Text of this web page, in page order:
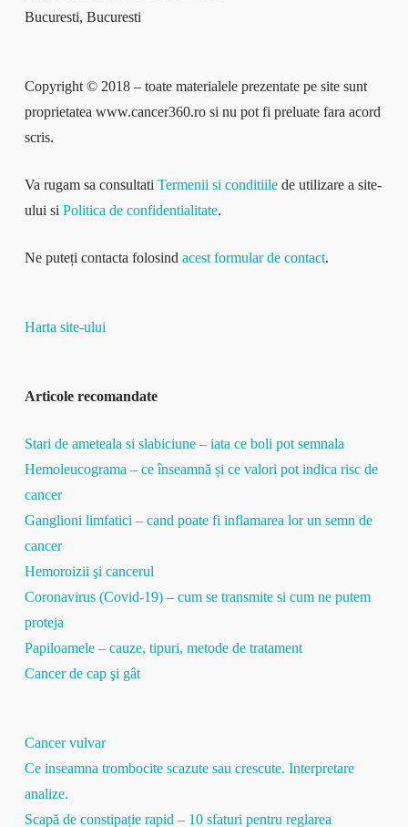
Bucuresti, Bucuresti
Copyright © 2018 – toate materialele prezentate pe site sunt
proprietatea www.cancer360.ro si nu pot fi preluate fara acord
scris.
Va rugam sa consultati Termenii si conditiilede utilizare a site-
ului si Politica de confidentialitate.
Ne puteți contacta folosind acest formular de contact.
Harta site-ului
Articole recomandate
Stari de ameteala si slabiciune – iata ce boli pot semnala
Hemoleucograma – ce înseamnă și ce valori pot indica risc de
cancer
Ganglioni limfatici – cand poate fi inflamarea lor un semn de
cancer
Hemoroizii şi cancerul
Coronavirus (Covid-19) – cum se transmite si cum ne putem
proteja
Papiloamele – cauze, tipuri, metode de tratament
Cancer de cap şi gât
Cancer vulvar
Ce inseamna trombocite scazute sau crescute. Interpretare
analize.
Scapă de constipație rapid – 10 sfaturi pentru reglarea